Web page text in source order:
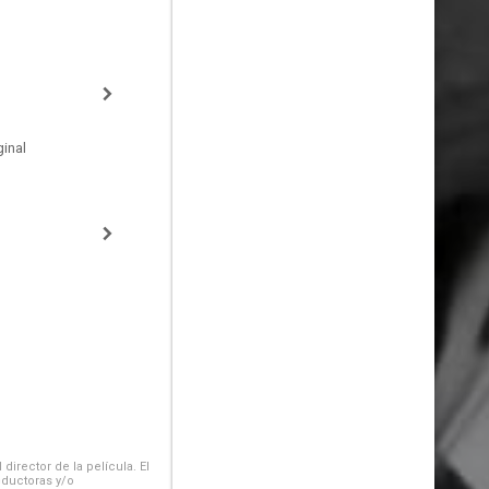
de la película. El
y/o